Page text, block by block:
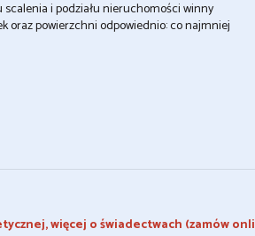
scalenia i podziału nieruchomości winny
oraz powierzchni odpowiednio: co najmniej
więcej o świadectwach (zamów